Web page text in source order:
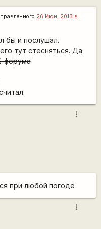
26 Июн, 2013 в
бы и послушал.
тут стесняться.Да
форума
more_vert
при любой погоде
more_vert